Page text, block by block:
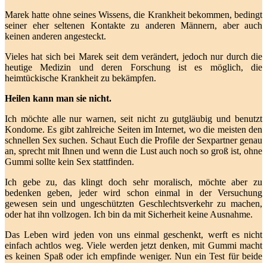
Marek hatte ohne seines Wissens, die Krankheit bekommen, bedingt
seiner eher seltenen Kontakte zu anderen Männern, aber auch
keinen anderen angesteckt.
Vieles hat sich bei Marek seit dem verändert, jedoch nur durch die
heutige Medizin und deren Forschung ist es möglich, die
heimtückische Krankheit zu bekämpfen.
Heilen kann man sie nicht.
Ich möchte alle nur warnen, seit nicht zu gutgläubig und benutzt
Kondome. Es gibt zahlreiche Seiten im Internet, wo die meisten den
schnellen Sex suchen. Schaut Euch die Profile der Sexpartner genau
an, sprecht mit Ihnen und wenn die Lust auch noch so groß ist, ohne
Gummi sollte kein Sex stattfinden.
Ich gebe zu, das klingt doch sehr moralisch, möchte aber zu
bedenken geben, jeder wird schon einmal in der Versuchung
gewesen sein und ungeschützten Geschlechtsverkehr zu machen,
oder hat ihn vollzogen. Ich bin da mit Sicherheit keine Ausnahme.
Das Leben wird jeden von uns einmal geschenkt, werft es nicht
einfach achtlos weg. Viele werden jetzt denken, mit Gummi macht
es keinen Spaß oder ich empfinde weniger. Nun ein Test für beide